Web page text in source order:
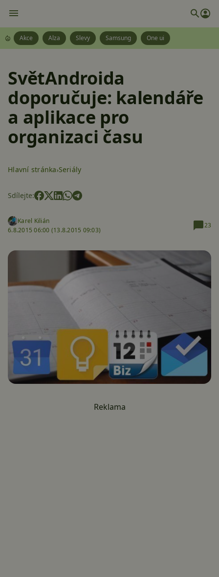
Akce Alza Slevy Samsung One ui
SvětAndroida
doporučuje: kalendáře
a aplikace pro
organizaci času
Hlavní stránka Seriály
Sdílejte:
Karel Kilián
6.8.2015 06:00 (13.8.2015 09:03)
23
Reklama